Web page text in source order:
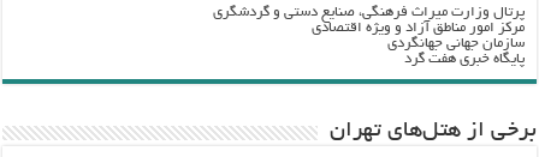
پرتال وزارت ميراث فرهنگي، صنایع دستی و گردشگري
مرکز امور مناطق آزاد و ویژه اقتصادی
سازمان جهانی جهانگردی
پایگاه خبری هفت گرد
برخی از هتل‌های تهران